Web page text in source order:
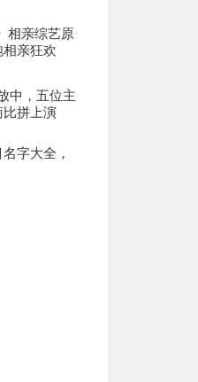
相亲综艺原
亲狂欢
中，五位主
比拼上演
字大全，